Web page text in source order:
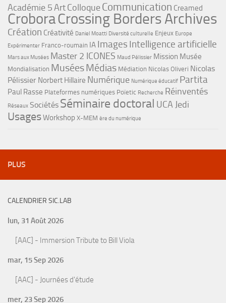
Académie 5ArtColloqueCommunication Creamed
CroboraCrossing Borders Archives
Création Créativité Daniel Moatti Diversité culturelle Enjeux Europe
Expérimenter Franco-roumain IA Images Intelligence artificielle
Mars aux Musées Master 2 ICONES Maud Pélissier Mission Musée
Mondialisation MuséesMédias Médiation Nicolas Oliveri Nicolas
Pélissier Norbert Hillaire Numérique Numérique éducatif Partita
Paul Rasse Plateformes numériques Poïetic Recherche Réinventés
Réseaux Sociétés Séminaire doctoral UCA Jedi
UsagesWorkshop X-MEM ère du numérique
PLUS
CALENDRIER SIC.LAB
lun, 31 Août 2026
[AAC] - Immersion Tribute to Bill Viola
mar, 15 Sep 2026
[AAC] - Journées d'étude
mer, 23 Sep 2026